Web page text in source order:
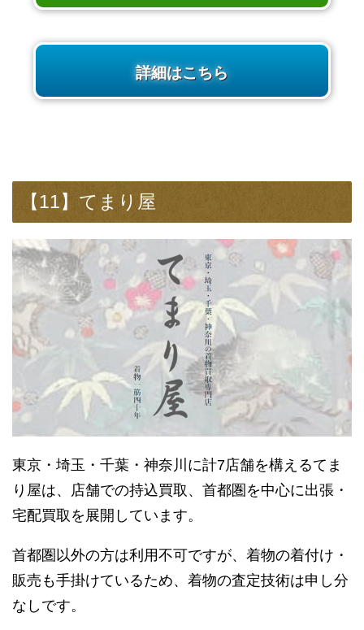
詳細はこちら
【11】てまり屋
東京・埼玉・千葉・神奈川に計7店舗を構えるてま
り屋は、店舗での持込買取、首都圏を中心に出張・
宅配買取を展開しています。
首都圏以外の方は利用不可ですが、着物の着付け・
販売も手掛けているため、着物の査定技術は申し分
なしです。